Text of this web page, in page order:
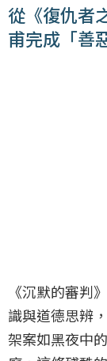
從《復仇者
甫完成「善
《沉默的審判
識與道德思辨
架案如黑夜中